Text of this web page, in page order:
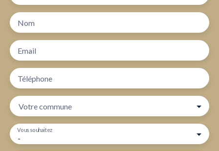
Nom
Email
Téléphone
Votre commune
-
Vous souhaitez